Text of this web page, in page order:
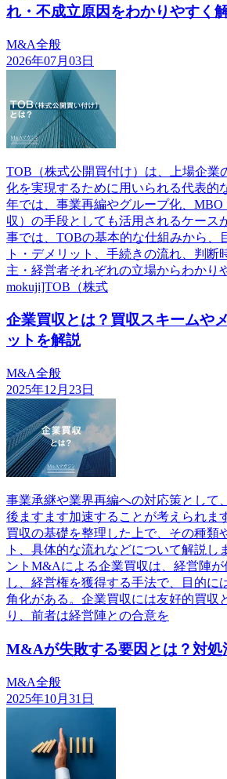
れ・不成立原因をわかりやすく
M&A全般
2026年07月03日
TOB（株式公開買付け）は、上場企業
化を実現するために用いられる代表的
年では、事業再編やグループ化、MBO
収）の手段としても活用されるケース
事では、TOBの基本的な仕組みから、
ト・デメリット、手続きの流れ、判断
主・経営者それぞれの立場からわかり
mokuji]TOB（株式
企業買収とは？買収スキームや
ットを解説
M&A全般
2025年12月23日
事業承継や業界再編への対応策として
後ますます加速することが考えられま
買収の基礎を整理した上で、その種類
ト、具体的な流れなどについて解説し
ントM&Aによる企業買収は、経営陣
し、経営権を獲得する手法で、目的に
角化がある。企業買収には友好的買収
り、前者は経営陣との合意を
M&Aが失敗する要因とは？対処
M&A全般
2025年10月31日